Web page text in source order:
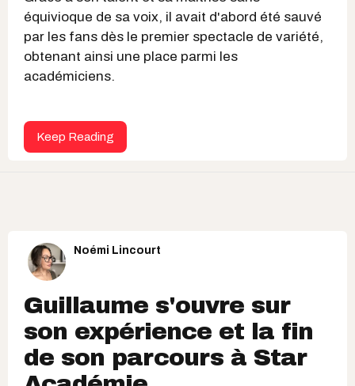
équivioque de sa voix, il avait d'abord été sauvé
par les fans dès le premier spectacle de variété,
obtenant ainsi une place parmi les
académiciens.
Keep Reading
Noémi Lincourt
Guillaume s'ouvre sur
son expérience et la fin
de son parcours à Star